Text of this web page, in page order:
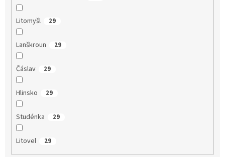
Litomyšl 29
Lanškroun 29
Čáslav 29
Hlinsko 29
Studénka 29
Litovel 29